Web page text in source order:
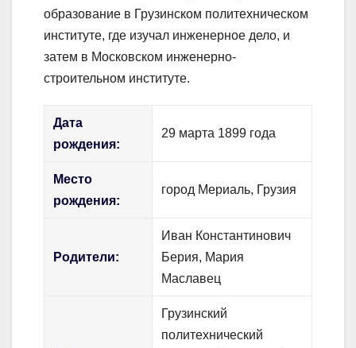
образование в Грузинском политехническом
институте, где изучал инженерное дело, и
затем в Московском инженерно-
строительном институте.
Дата
рождения:
29 марта 1899 года
Место
рождения:
город Мериаль, Грузия
Родители:
Иван Константинович
Берия, Мария
Маславец
Грузинский
политехнический